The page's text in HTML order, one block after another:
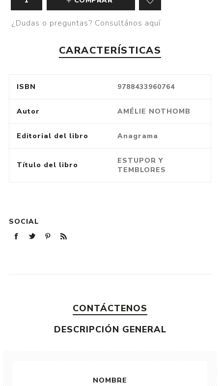
¿Dudas o preguntas? Consultános aquí
CARACTERÍSTICAS
ISBN 9788433960764
Autor AMÉLIE NOTHOMB
Editorial del libro Anagrama
Título del libro
ESTUPOR Y
TEMBLORES
SOCIAL
CONTÁCTENOS
DESCRIPCIÓN GENERAL
NOMBRE